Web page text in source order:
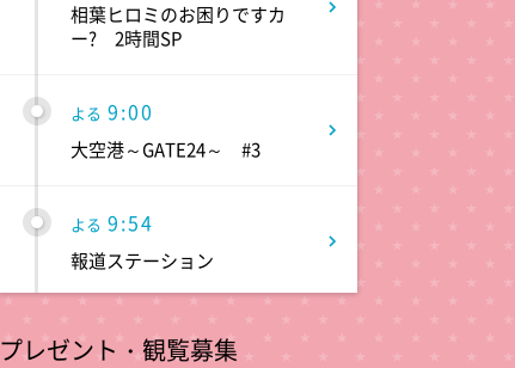
相葉ヒロミのお困りですカ
ー? 2時間SP
よる 9:00
大空港～GATE24～ #3
よる 9:54
報道ステーション
よる 11:10
プレゼント・観覧募集